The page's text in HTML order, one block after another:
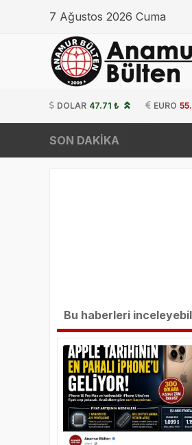
7 Ağustos 2026 Cuma
DOLAR 47.71 ₺ EURO
SON DAKİKA
Bu haberleri